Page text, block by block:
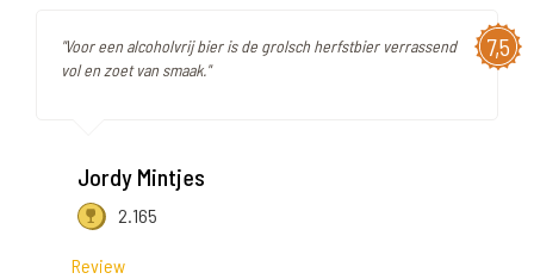
7,5
"Voor een alcoholvrij bier is de grolsch herfstbier verrassend
vol en zoet van smaak."
Jordy Mintjes
2.165
Review